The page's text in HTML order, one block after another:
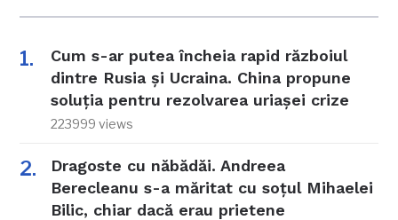
Cum s-ar putea încheia rapid războiul
dintre Rusia și Ucraina. China propune
soluția pentru rezolvarea uriașei crize
223999 views
Dragoste cu năbădăi. Andreea
Berecleanu s-a măritat cu soțul Mihaelei
Bilic, chiar dacă erau prietene